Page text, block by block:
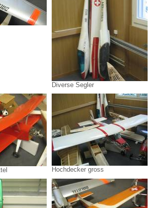
Diverse Segler
Hochdecker gross